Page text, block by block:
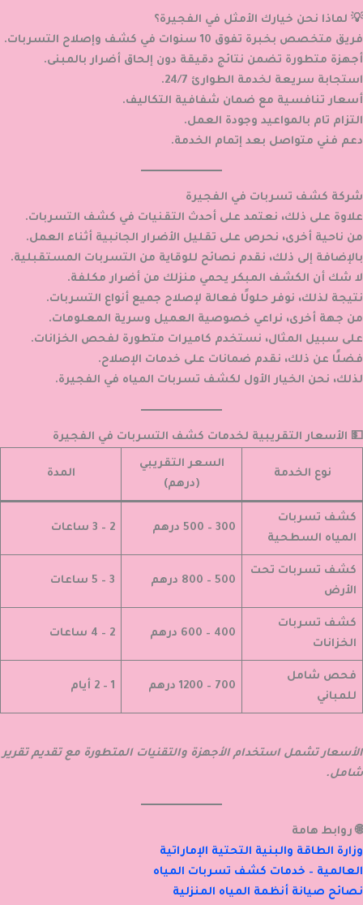
💡 لماذا نحن خيارك الأمثل في الفجيرة؟
فريق متخصص بخبرة تفوق 10 سنوات في كشف وإصلاح التسربات.
أجهزة متطورة تضمن نتائج دقيقة دون إلحاق أضرار بالمبنى.
استجابة سريعة لخدمة الطوارئ 24/7.
أسعار تنافسية مع ضمان شفافية التكاليف.
التزام تام بالمواعيد وجودة العمل.
دعم فني متواصل بعد إتمام الخدمة.
شركة كشف تسربات في الفجيرة
علاوة على ذلك، نعتمد على أحدث التقنيات في كشف التسربات.
من ناحية أخرى، نحرص على تقليل الأضرار الجانبية أثناء العمل.
بالإضافة إلى ذلك، نقدم نصائح للوقاية من التسربات المستقبلية.
لا شك أن الكشف المبكر يحمي منزلك من أضرار مكلفة.
نتيجة لذلك، نوفر حلولًا فعالة لإصلاح جميع أنواع التسربات.
من جهة أخرى، نراعي خصوصية العميل وسرية المعلومات.
على سبيل المثال، نستخدم كاميرات متطورة لفحص الخزانات.
فضلًا عن ذلك، نقدم ضمانات على خدمات الإصلاح.
لذلك، نحن الخيار الأول لكشف تسربات المياه في الفجيرة.
💵 الأسعار التقريبية لخدمات كشف التسربات في الفجيرة
نوع الخدمة
السعر التقريبي
(درهم)
المدة
كشف تسربات
المياه السطحية
300 – 500 درهم 2 – 3 ساعات
كشف تسربات تحت
الأرض
500 – 800 درهم 3 – 5 ساعات
كشف تسربات
الخزانات
400 – 600 درهم 2 – 4 ساعات
فحص شامل
للمباني
700 – 1200 درهم 1 – 2 أيام
الأسعار تشمل استخدام الأجهزة والتقنيات المتطورة مع تقديم تقرير
شامل.
🌐 روابط هامة
وزارة الطاقة والبنية التحتية الإماراتية
العالمية – خدمات كشف تسربات المياه
نصائح صيانة أنظمة المياه المنزلية